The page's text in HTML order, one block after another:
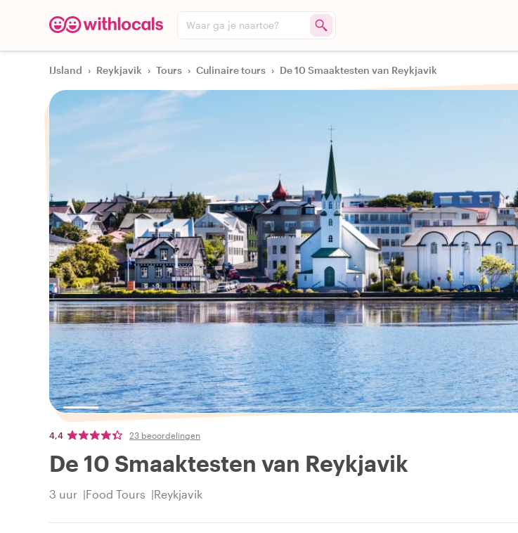
Waar ga je naartoe?
IJsland › Reykjavik › Tours › Culinaire tours › De 10 Smaaktesten van Reykjavik
4,4 23 beoordelingen
De 10 Smaaktesten van Reykjavik
3 uur Food Tours Reykjavik